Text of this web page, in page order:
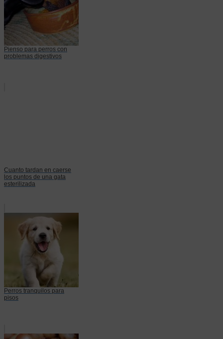
Pienso para perros con
problemas digestivos
Cuanto tardan en caerse
los puntos de una gata
esterilizada
Perros tranquilos para
pisos